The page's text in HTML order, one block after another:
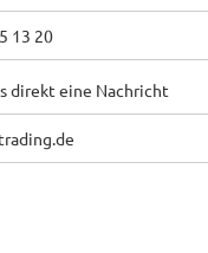
13 20
direkt eine Nachricht